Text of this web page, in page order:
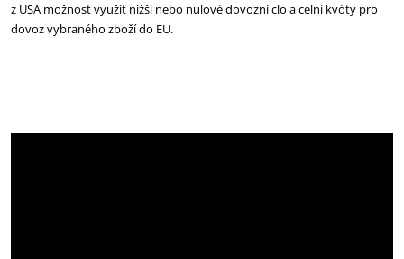
z USA možnost využít nižší nebo nulové dovozní clo a celní kvóty pro
dovoz vybraného zboží do EU.